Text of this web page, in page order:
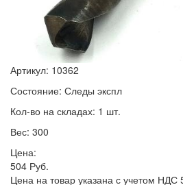
Артикул: 10362
Состояние: Следы экспл
Кол-во на складах: 1 шт.
Вес: 300
Цена:
504 Руб.
Цена на товар указана с учетом НДС